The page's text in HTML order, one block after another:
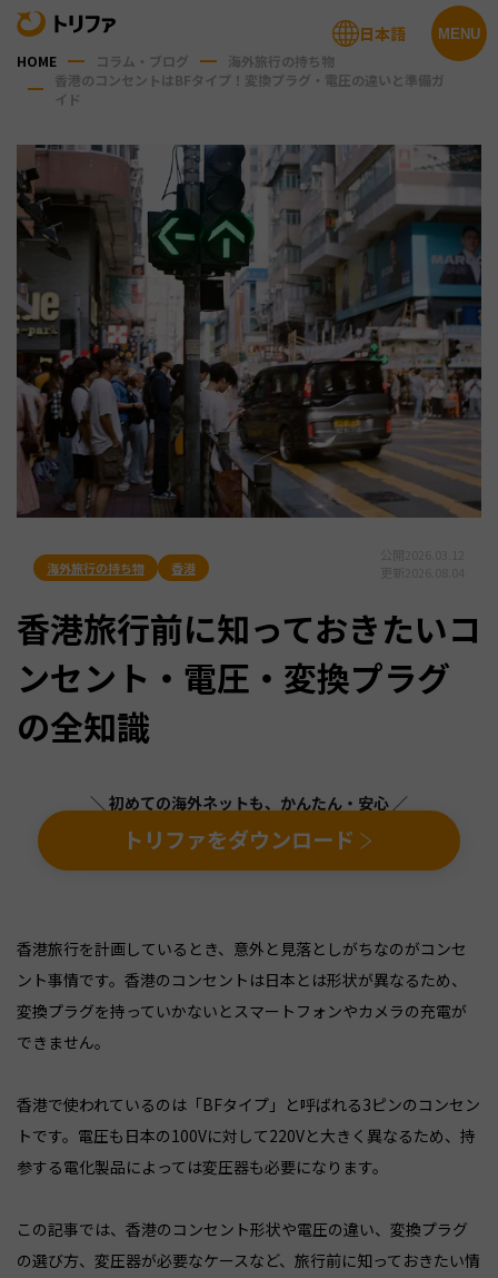
MENU
日本語
HOME コラム・ブログ
海外旅行の持ち物
香港のコンセントはBFタイプ！変換プラグ・電圧の違いと準備ガ
イド
海外旅行の持ち物 香港
香港旅行前に知っておきたいコ
ンセント・電圧・変換プラグ
の全知識
＼ 初めての海外ネットも、かんたん・安心 ／
トリファをダウンロード
香港旅行を計画しているとき、意外と見落としがちなのがコンセ
ント事情です。香港のコンセントは日本とは形状が異なるため、
変換プラグを持っていかないとスマートフォンやカメラの充電が
できません。
香港で使われているのは「BFタイプ」と呼ばれる3ピンのコンセン
トです。電圧も日本の100Vに対して220Vと大きく異なるため、持
参する電化製品によっては変圧器も必要になります。
この記事では、香港のコンセント形状や電圧の違い、変換プラグ
の選び方、変圧器が必要なケースなど、旅行前に知っておきたい情